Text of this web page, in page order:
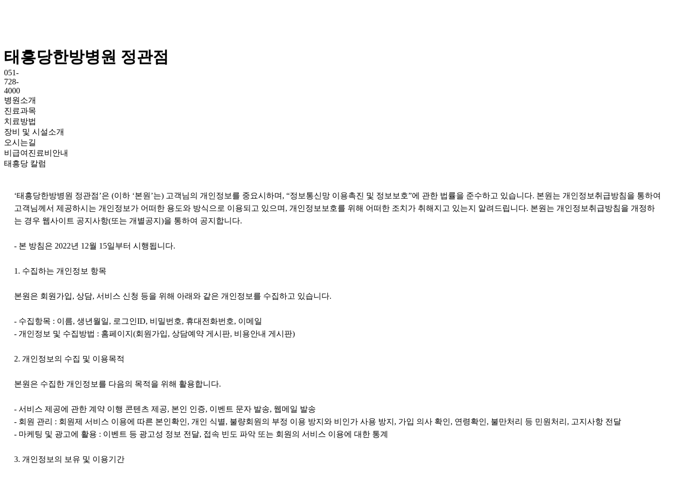
태흥당한방병원 정관점
051-
728-
4000
병원소개
진료과목
치료방법
장비 및 시설소개
오시는길
비급여진료비안내
태흥당 칼럼
​‘태흥당한방병원 정관점’은 (이하 ‘본원’는) 고객님의 개인정보를 중요시하며, “정보통신망 이용촉진 및 정보보호”에 관한 법률을 준수하고 있습니다. 본원는 개인정보취급방침을 통하여
고객님께서 제공하시는 개인정보가 어떠한 용도와 방식으로 이용되고 있으며, 개인정보보호를 위해 어떠한 조치가 취해지고 있는지 알려드립니다. 본원는 개인정보취급방침을 개정하
는 경우 웹사이트 공지사항(또는 개별공지)을 통하여 공지합니다.
- 본 방침은 2022년 12월 15일부터 시행됩니다.
1. 수집하는 개인정보 항목
본원은 회원가입, 상담, 서비스 신청 등을 위해 아래와 같은 개인정보를 수집하고 있습니다.
- 수집항목 : 이름, 생년월일, 로그인ID, 비밀번호, 휴대전화번호, 이메일
- 개인정보 및 수집방법 : 홈페이지(회원가입, 상담예약 게시판, 비용안내 게시판)
2. 개인정보의 수집 및 이용목적
본원은 수집한 개인정보를 다음의 목적을 위해 활용합니다.
- 서비스 제공에 관한 계약 이행 콘텐츠 제공, 본인 인증, 이벤트 문자 발송, 웹메일 발송
- 회원 관리 : 회원제 서비스 이용에 따른 본인확인, 개인 식별, 불량회원의 부정 이용 방지와 비인가 사용 방지, 가입 의사 확인, 연령확인, 불만처리 등 민원처리, 고지사항 전달
- 마케팅 및 광고에 활용 : 이벤트 등 광고성 정보 전달, 접속 빈도 파악 또는 회원의 서비스 이용에 대한 통계
3. 개인정보의 보유 및 이용기간